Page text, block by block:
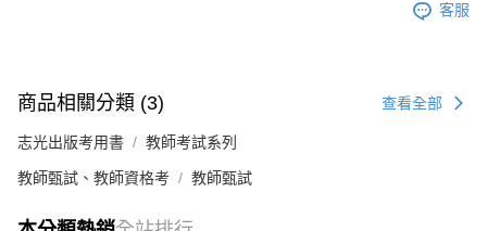
客服
商品相關分類 (3) 查看全部
志光出版考用書 教師考試系列
教師甄試、教師資格考 教師甄試